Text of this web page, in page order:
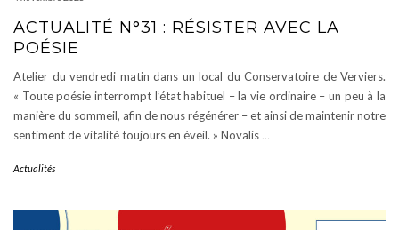
ACTUALITÉ N°31 : RÉSISTER AVEC LA
POÉSIE
Atelier du vendredi matin dans un local du Conservatoire de Verviers.
« Toute poésie interrompt l’état habituel – la vie ordinaire – un peu à la
manière du sommeil, afin de nous régénérer – et ainsi de maintenir notre
sentiment de vitalité toujours en éveil. » Novalis …
Actualités